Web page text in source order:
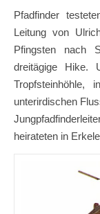
Pfadfinder
Leitung von
Pfingsten nach
dreitägige Hike.
unterirdischen
heirateten in